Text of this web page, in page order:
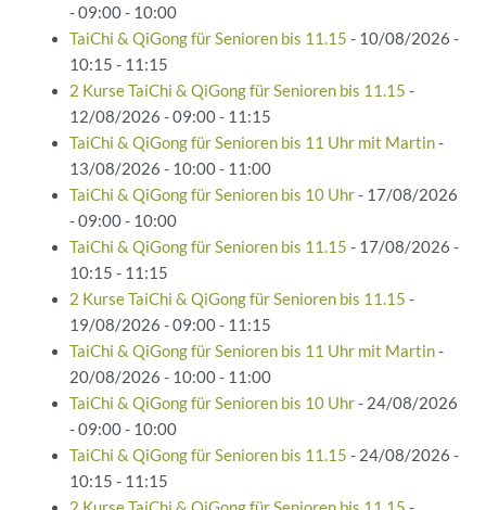
- 09:00 - 10:00
TaiChi & QiGong für Senioren bis 11.15 - 10/08/2026 -
10:15 - 11:15
2 Kurse TaiChi & QiGong für Senioren bis 11.15 -
12/08/2026 - 09:00 - 11:15
TaiChi & QiGong für Senioren bis 11 Uhr mit Martin-
13/08/2026 - 10:00 - 11:00
TaiChi & QiGong für Senioren bis 10 Uhr- 17/08/2026
- 09:00 - 10:00
TaiChi & QiGong für Senioren bis 11.15 - 17/08/2026 -
10:15 - 11:15
2 Kurse TaiChi & QiGong für Senioren bis 11.15 -
19/08/2026 - 09:00 - 11:15
TaiChi & QiGong für Senioren bis 11 Uhr mit Martin-
20/08/2026 - 10:00 - 11:00
TaiChi & QiGong für Senioren bis 10 Uhr- 24/08/2026
- 09:00 - 10:00
TaiChi & QiGong für Senioren bis 11.15 - 24/08/2026 -
10:15 - 11:15